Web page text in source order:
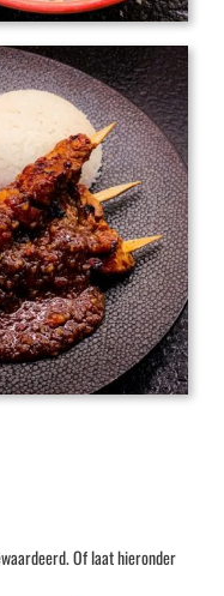
Of laat hieronder